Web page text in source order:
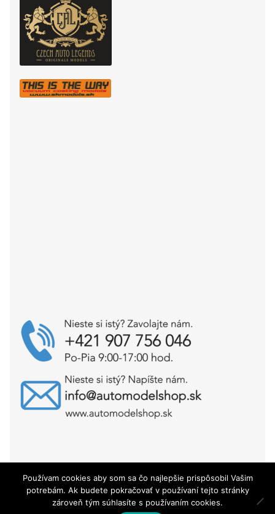
Copyright © AutoModelShop.sk 2025
Používam cookies aby som sa čo najlepšie prispôsobil Vašim
potrebám. Ak budete pokračovať v používaní tejto stránky
zároveň tým súhlasíte s používaním cookies.